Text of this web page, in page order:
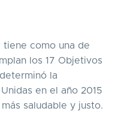
tiene como una de
los 17 Objetivos
la
en el año 2015
saludable y justo.